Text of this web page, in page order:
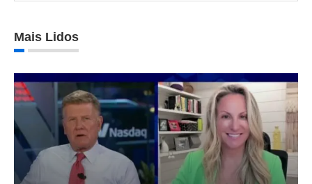
Mais Lidos